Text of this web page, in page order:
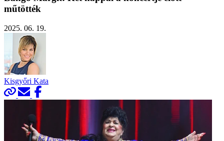
műtötték
2025. 06. 19.
Kisgyőri Kata